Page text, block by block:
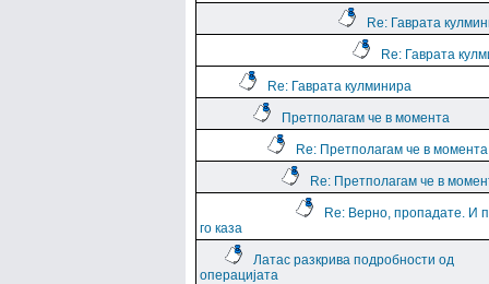
Re: Гаврата
Re: Гаврата
Re: Гаврата кулминира
Претполагам че в момента
Re: Претполагам че в момента
Re: Претполагам че в
Re: Верно, пропадате. И
го каза
Латас разкрива подробности од
операцијата